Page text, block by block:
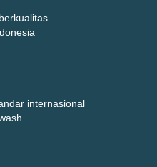
internasional